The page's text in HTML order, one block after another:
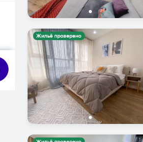
Жильё проверено